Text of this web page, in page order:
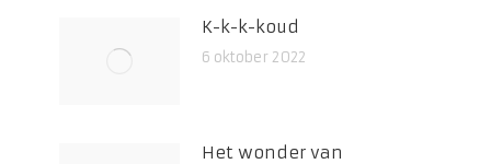
K-k-k-koud
6 oktober 2022
Het wonder van